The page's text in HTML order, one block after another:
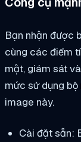
Bạn nhận được
cùng các điểm
mật, giám sát
mức sử dụng bộ
image này.
Cài đặt sẵn: